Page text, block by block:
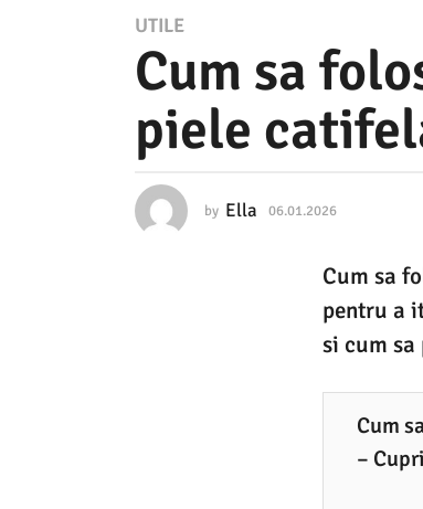
0
6
.
0
1
.
2
UTILE
Cum sa
piele
by Ella 06.01.2026
0
.
0
6
Cum sa
pentru a
si cum
Cum
–